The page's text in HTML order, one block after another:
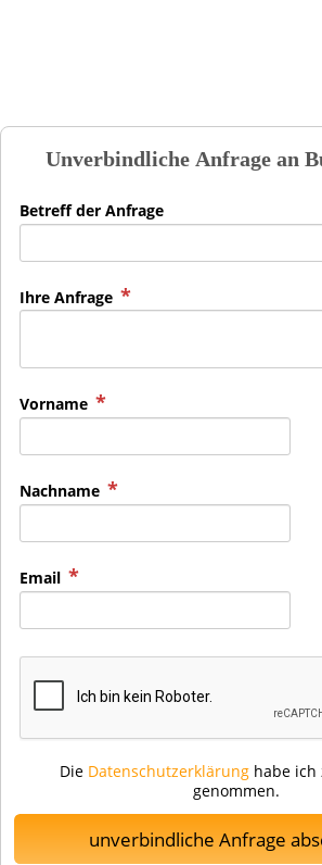
Unverbindliche Anfrage an
Betreff der Anfrage
Ihre Anfrage
Vorname
Nachname
Email
Die Datenschutzerklärunghabe ich
genommen.
unverbindliche Anfrage